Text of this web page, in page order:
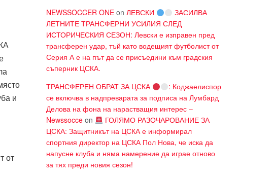
и
от
NEWSSOCCER ONE on ЛЕВСКИ
ЗАСИЛВА
ЛЕТНИТЕ ТРАНСФЕРНИ УСИЛИЯ СЛЕД
ИСТОРИЧЕСКИЯ СЕЗОН: Левски е изправен пред
трансферен удар, тъй като водещият футболист от
Серия А е на път да се присъедини към градския
съперник ЦСКА.
ТРАНСФЕРЕН ОБРАТ ЗА ЦСКА
: Коджаелиспор
се включва в надпреварата за подписа на Лумбард
Делова на фона на нарастващия интерес –
Newssocce on
ГОЛЯМО РАЗОЧАРОВАНИЕ ЗА
ЦСКА: Защитникът на ЦСКА е информирал
спортния директор на ЦСКА Пол Нова, че иска да
напусне клуба и няма намерение да играе отново
за тях преди новия сезон!